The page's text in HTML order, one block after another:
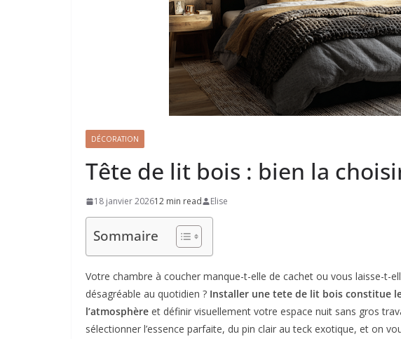
DÉCORATION
Tête de lit bois : bien la
18 janvier 202612 min read Elise
Sommaire
Votre chambre à coucher manque-t-elle de cachet ou vous laisse-t-
désagréable au quotidien ? Installer une tete de lit bois constitue
l’atmosphère et définir visuellement votre espace nuit sans gros
sélectionner l’essence parfaite, du pin clair au teck exotique, et on